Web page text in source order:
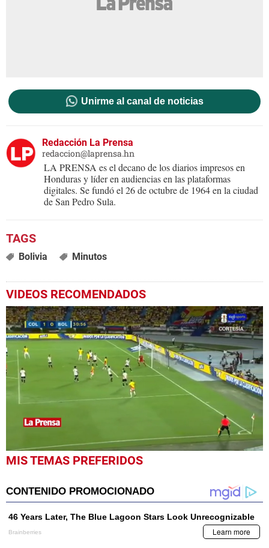
Unirme al canal de noticias
Redacción La Prensa
redaccion@laprensa.hn
LA PRENSA es el decano de los diarios impresos en
Honduras y líder en audiencias en las plataformas
digitales. Se fundó el 26 de octubre de 1964 en la ciudad
de San Pedro Sula.
Bolivia Minutos
VIDEOS RECOMENDADOS
0
seconds
minute,
58
seconds
MIS TEMAS PREFERIDOS